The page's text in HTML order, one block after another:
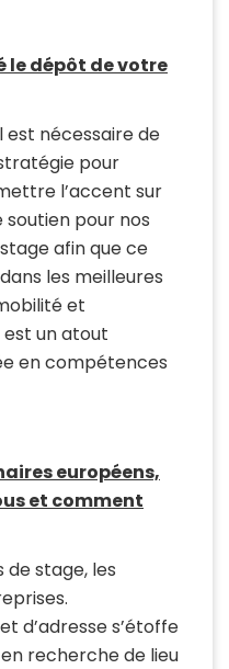
le dépôt de votre
est nécessaire de
pour
l’accent sur
pour nos
afin que ce
les meilleures
et
est un atout
en compétences
européens,
et comment
stage, les
d’adresse s’étoffe
recherche de lieu